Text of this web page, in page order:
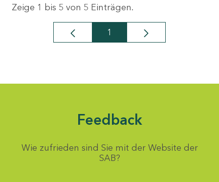
Zeige 1 bis 5 von 5 Einträgen.
Seite
1
Feedback
Wie zufrieden sind Sie mit der Website der
SAB?